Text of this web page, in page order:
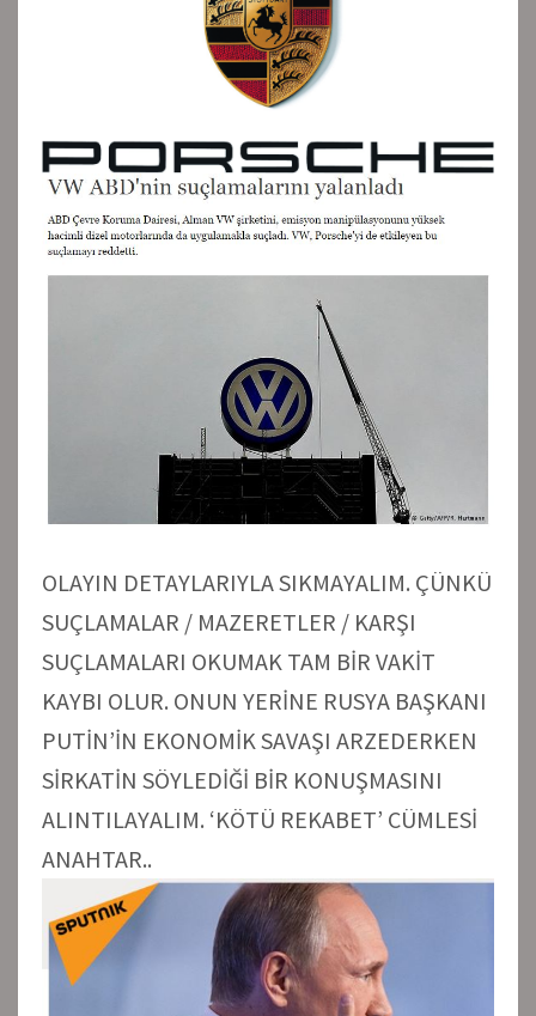
OLAYIN DETAYLARIYLA SIKMAYALIM. ÇÜNKÜ
SUÇLAMALAR / MAZERETLER / KARŞI
SUÇLAMALARI OKUMAK TAM BİR VAKİT
KAYBI OLUR. ONUN YERİNE RUSYA BAŞKANI
PUTİN’İN EKONOMİK SAVAŞI ARZEDERKEN
SİRKATİN SÖYLEDİĞİ BİR KONUŞMASINI
ALINTILAYALIM. ‘KÖTÜ REKABET’ CÜMLESİ
ANAHTAR..